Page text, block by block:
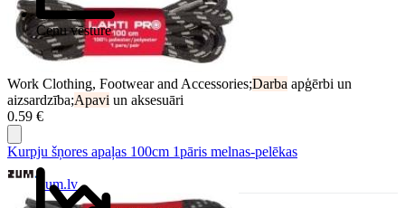
Cenu vēsture
Work Clothing, Footwear and Accessories;Darba apģērbi un
aizsardzība;Apavi un aksesuāri
0.59 €
Kurpju šņores apaļas 100cm 1pāris melnas-pelēkas
Zum.lv